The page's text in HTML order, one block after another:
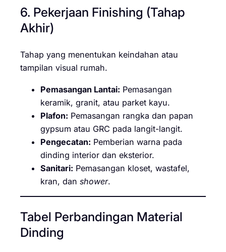
6. Pekerjaan Finishing (Tahap
Akhir)
Tahap yang menentukan keindahan atau
tampilan visual rumah.
Pemasangan Lantai: Pemasangan
keramik, granit, atau parket kayu.
Plafon: Pemasangan rangka dan papan
gypsum atau GRC pada langit-langit.
Pengecatan: Pemberian warna pada
dinding interior dan eksterior.
Sanitari: Pemasangan kloset, wastafel,
kran, dan shower.
Tabel Perbandingan Material
Dinding